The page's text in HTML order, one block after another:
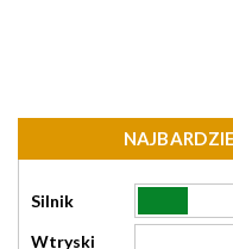
Silnik
Wtryski